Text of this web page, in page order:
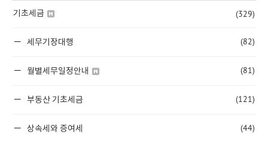
기초세금 (329)
세무기장대행 (82)
월별세무일정안내 (81)
부동산 기초세금 (121)
상속세와 증여세 (44)